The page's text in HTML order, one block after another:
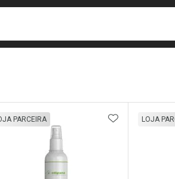
PARCEIRA ADICIONAR
LOJA